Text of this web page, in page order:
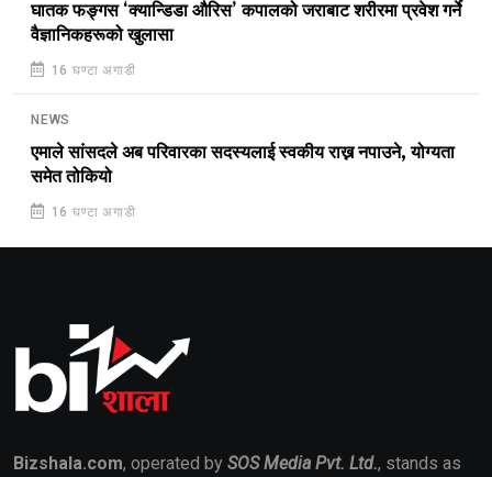
घातक फङ्गस ‘क्यान्डिडा औरिस’ कपालको जराबाट शरीरमा प्रवेश गर्ने
वैज्ञानिकहरूको खुलासा
16 घण्टा अगाडी
NEWS
एमाले सांसदले अब परिवारका सदस्यलाई स्वकीय राख्न नपाउने, योग्यता
समेत तोकियो
16 घण्टा अगाडी
Bizshala.com, operated by SOS Media Pvt. Ltd., stands as